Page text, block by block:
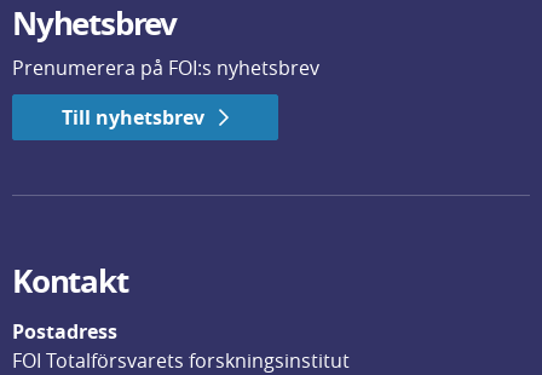
Nyhetsbrev
Prenumerera på FOI:s nyhetsbrev
Till nyhetsbrev
Kontakt
Postadress
FOI Totalförsvarets forskningsinstitut